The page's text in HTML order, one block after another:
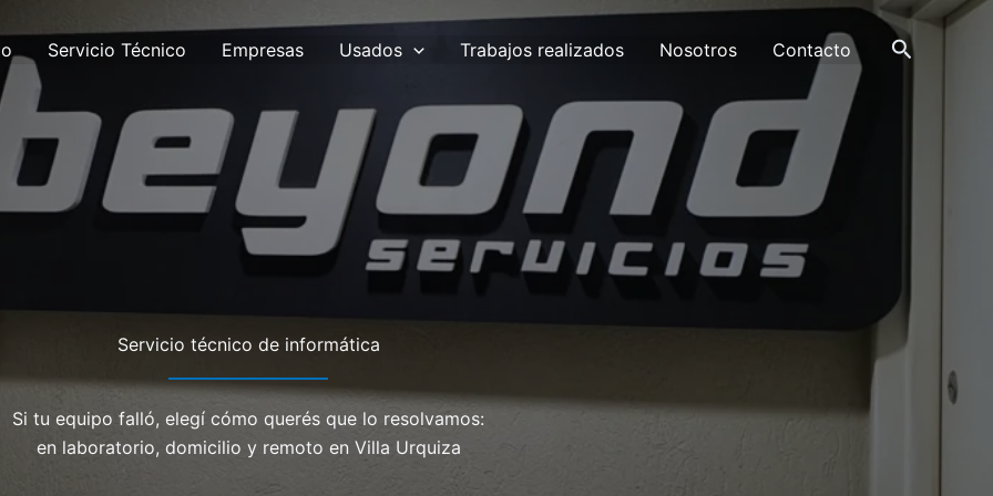
Servicio Técnico Empresas Usados Trabajos realizados Nosotros Contacto Buscar
Servicio técnico de informática
Si tu equipo falló, elegí cómo querés que lo resolvamos:
en laboratorio, domicilio y remoto en Villa Urquiza